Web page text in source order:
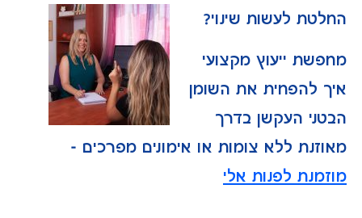
החלטת לעשות שינוי?
מחפשת ייעוץ מקצועי
איך להפחית את השומן
הבטני העקשן בדרך
מאוזנת ללא צומות או אימונים מפרכים -
מוזמנת לפנות אלי